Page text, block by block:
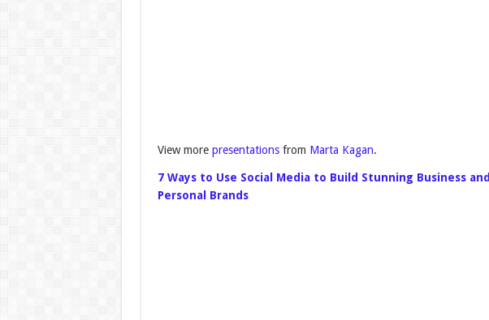
View more presentationsfrom Marta Kagan.
7 Ways to Use Social Media to Build Stunning Business and
Personal Brands